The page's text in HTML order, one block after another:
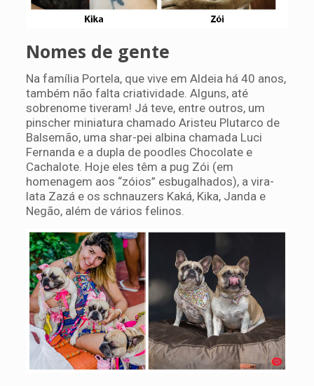
Nomes de gente
Na família Portela, que vive em Aldeia há 40 anos,
também não falta criatividade. Alguns, até
sobrenome tiveram! Já teve, entre outros, um
pinscher miniatura chamado Aristeu Plutarco de
Balsemão, uma shar-pei albina chamada Luci
Fernanda e a dupla de poodles Chocolate e
Cachalote. Hoje eles têm a pug Zói (em
homenagem aos “zóios” esbugalhados), a vira-
lata Zazá e os schnauzers Kaká, Kika, Janda e
Negão, além de vários felinos.